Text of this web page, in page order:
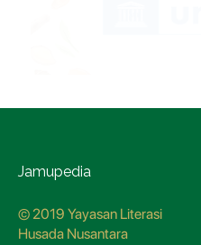
Jamupedia
© 2019 Yayasan Literasi
Husada Nusantara